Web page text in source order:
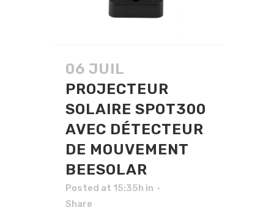
06 JUIL
PROJECTEUR
SOLAIRE SPOT300
AVEC DÉTECTEUR
DE MOUVEMENT
BEESOLAR
Posted at 15:35h in
Share